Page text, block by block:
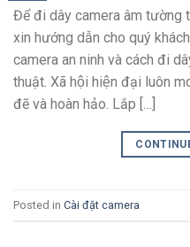
Để đi dây camera âm tường
xin hướng dẫn cho quý
camera an ninh và cách đi
thuật. Xã hội hiện đại luôn
đẽ và hoàn hảo. Lắp […]
Posted in Cài đặt camera